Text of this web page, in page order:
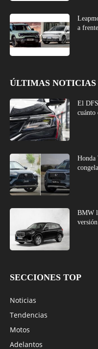
a frente
ÚLTIMAS NOTICIAS
El
cuánto
Honda
BMW
SECCIONES TOP
Noticias
Tendencias
Motos
Adelantos